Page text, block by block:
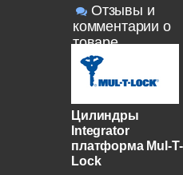
Отзывы и
комментарии о
товаре
Цилиндры
Integrator
платформа Mul-T-
Lock